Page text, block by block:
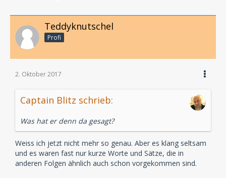
Teddyknutschel
Profi
2. Oktober 2017
Captain Blitz schrieb:
Was hat er denn da gesagt?
Weiss ich jetzt nicht mehr so genau. Aber es klang seltsam
und es waren fast nur kurze Worte und Sätze, die in
anderen Folgen ähnlich auch schon vorgekommen sind.